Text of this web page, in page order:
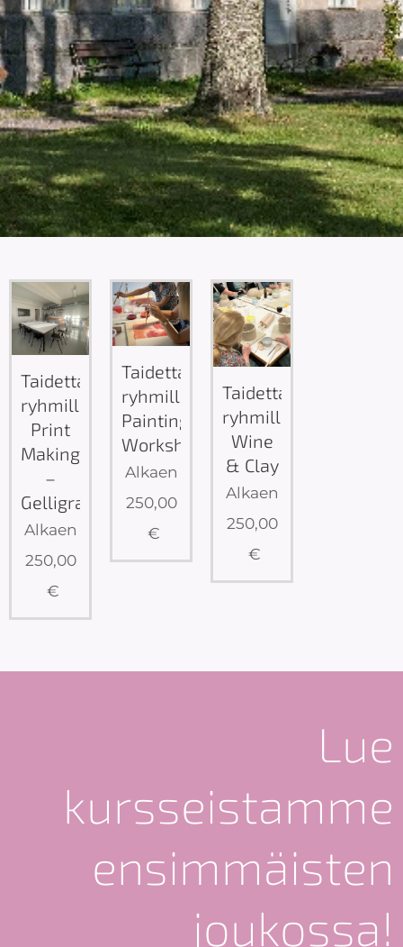
Taidetta
ryhmille:
Print
Making
–
Gelligrafiikkaa
Alkaen
250,00
€
Taidetta
ryhmille:
Painting
Workshop
Alkaen
250,00
€
Taidetta
ryhmille:
Wine
& Clay
Alkaen
250,00
€
Lue
kursseistamme
ensimmäisten
joukossa!